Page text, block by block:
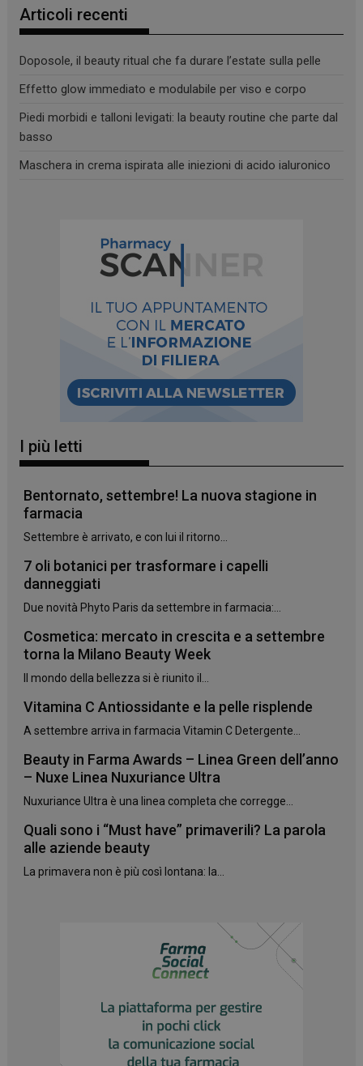
Articoli recenti
Doposole, il beauty ritual che fa durare l’estate sulla pelle
Effetto glow immediato e modulabile per viso e corpo
Piedi morbidi e talloni levigati: la beauty routine che parte dal
basso
Maschera in crema ispirata alle iniezioni di acido ialuronico
I più letti
Bentornato, settembre! La nuova stagione in
farmacia
Settembre è arrivato, e con lui il ritorno...
7 oli botanici per trasformare i capelli
danneggiati
Due novità Phyto Paris da settembre in farmacia:...
Cosmetica: mercato in crescita e a settembre
torna la Milano Beauty Week
Il mondo della bellezza si è riunito il...
Vitamina C Antiossidante e la pelle risplende
A settembre arriva in farmacia Vitamin C Detergente...
Beauty in Farma Awards – Linea Green dell’anno
– Nuxe Linea Nuxuriance Ultra
Nuxuriance Ultra è una linea completa che corregge...
Quali sono i “Must have” primaverili? La parola
alle aziende beauty
La primavera non è più così lontana: la...
_ga_YJ0035S3E9 .panoramacosmetico.it
CookieScriptConsent
CookieScript
www.panoramacosmetico.it